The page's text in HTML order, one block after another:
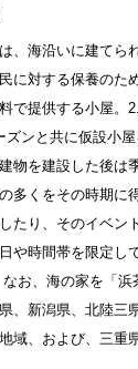
、海沿いに建てら
に対する保養のた
で提供する小屋。
ズンと共に仮設小
物を建設した後は
多くをその時期に
たり、そのイベン
や時間帯を限定し
お、海の家を「浜
、新潟県、北陸三
域、および、三重